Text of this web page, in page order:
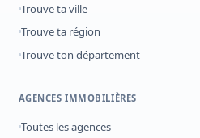
Trouve ta ville
Trouve ta région
Trouve ton département
AGENCES IMMOBILIÈRES
Toutes les agences